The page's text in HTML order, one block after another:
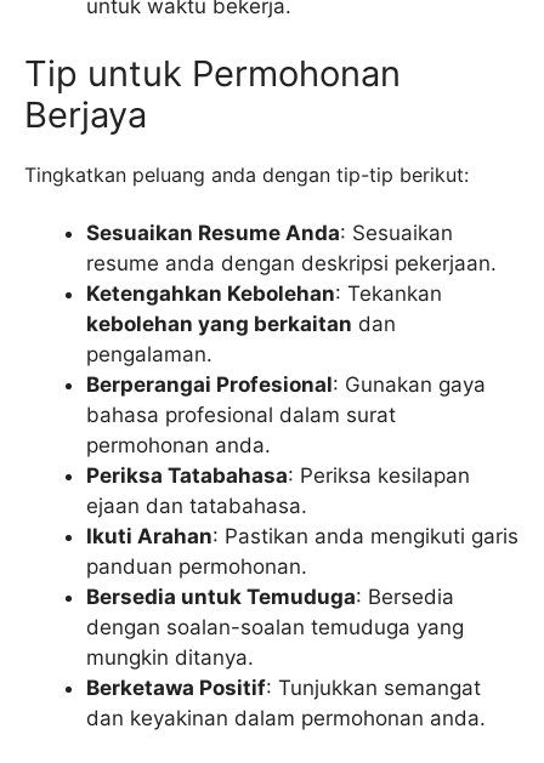
untuk waktu bekerja.
Tip untuk Permohonan
Berjaya
Tingkatkan peluang anda dengan tip-tip berikut:
Sesuaikan Resume Anda: Sesuaikan
resume anda dengan deskripsi pekerjaan.
Ketengahkan Kebolehan: Tekankan
kebolehan yang berkaitan dan
pengalaman.
Berperangai Profesional: Gunakan gaya
bahasa profesional dalam surat
permohonan anda.
Periksa Tatabahasa: Periksa kesilapan
ejaan dan tatabahasa.
Ikuti Arahan: Pastikan anda mengikuti garis
panduan permohonan.
Bersedia untuk Temuduga: Bersedia
dengan soalan-soalan temuduga yang
mungkin ditanya.
Berketawa Positif: Tunjukkan semangat
dan keyakinan dalam permohonan anda.